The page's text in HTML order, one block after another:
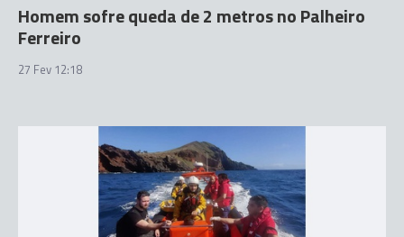
Homem sofre queda de 2 metros no Palheiro
Ferreiro
27 Fev 12:18